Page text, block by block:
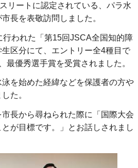
リートに認定されている、パラ水
長を表敬訪問しました。
われた「第15回JSCA全国知的障
区分にて、エントリー全4種目で
最優秀選手賞を受賞されました。
を始めた経緯などを保護者の方や
た。
長から尋ねられた際に「国際大会
が目標です。」とお話しされまし